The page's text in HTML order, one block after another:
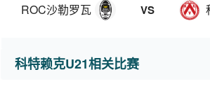
ROC沙勒罗瓦U21 VS
科特赖克U21相关比赛